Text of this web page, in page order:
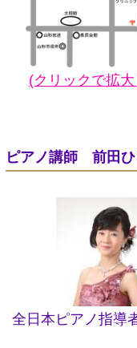
(クリックで拡
ピアノ講師 前田
全日本ピアノ指導